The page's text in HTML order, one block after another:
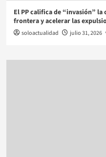
El PP califica de “invasión”
frontera y acelerar las
soloactualidad julio 31, 2026